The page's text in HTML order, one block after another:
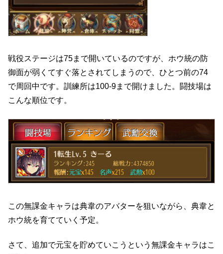
戦役ステージは75まで開いているのですが、ホウ統の防
御面が弱くてすぐ落とされてしまうので、ひとつ前の74
で周回中です。訓練所は100-9まで開けました。闘技場は
こんな順位です。
この無課金キャラは典韋のアバターを狙いながら、典韋と
ホウ統を育てていく予定。
さて、追加で元宝を貯めていこうという無課金キャラはこ